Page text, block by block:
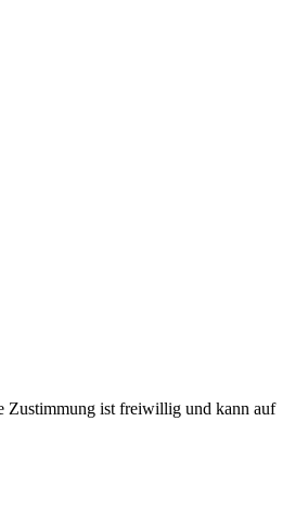
Zustimmung ist freiwillig und kann auf